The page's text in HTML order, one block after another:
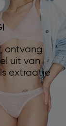
ontvang
uit van
extraatje